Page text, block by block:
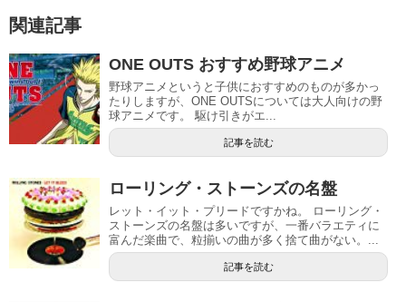
関連記事
ONE OUTS おすすめ野球アニメ
野球アニメというと子供におすすめのものが多かっ
たりしますが、ONE OUTSについては大人向けの野
球アニメです。 駆け引きがエ...
記事を読む
ローリング・ストーンズの名盤
レット・イット・プリードですかね。 ローリング・
ストーンズの名盤は多いですが、一番バラエティに
富んだ楽曲で、粒揃いの曲が多く捨て曲がない。...
記事を読む